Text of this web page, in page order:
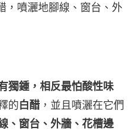
，噴灑地腳線、窗台、外
獨鍾，相反最怕酸性味
的白醋 ，並且噴灑在它們
、窗台、外牆、花槽邊